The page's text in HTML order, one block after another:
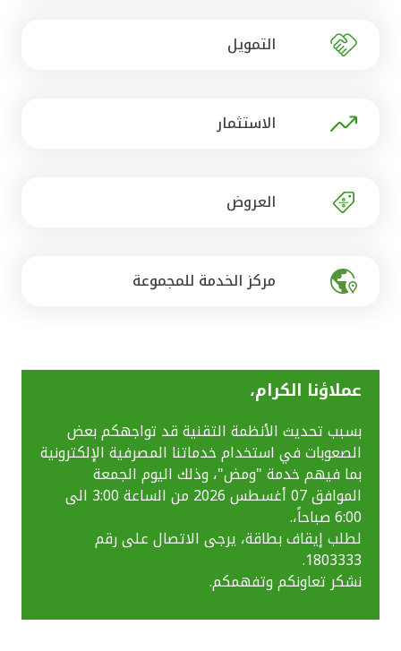
مصر
التمويل
الاستثمار
العروض
مركز الخدمة للمجموعة
عملاؤنا الكرام،
بسبب تحديث الأنظمة التقنية قد تواجهكم بعض
الصعوبات في استخدام خدماتنا المصرفية الإلكترونية
بما فيهم خدمة "ومض"، وذلك اليوم الجمعة
الموافق 07 أغسطس 2026 من الساعة 3:00 الى
6:00 صباحاً،.
لطلب إيقاف بطاقة، يرجى الاتصال على رقم
1803333.
نشكر تعاونكم وتفهمكم.